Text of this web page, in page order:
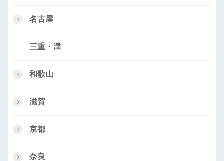
名古屋
三重・津
和歌山
滋賀
京都
奈良